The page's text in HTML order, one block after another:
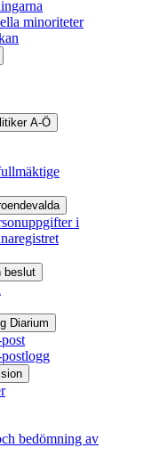
minoriteter
A-Ö
i
beslut
Diarium
bedömning av